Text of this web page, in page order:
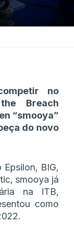
no
Breach
“smooya”
do novo
BIG,
smooya já
na ITB,
como